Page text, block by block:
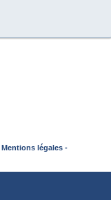
Mentions légales -